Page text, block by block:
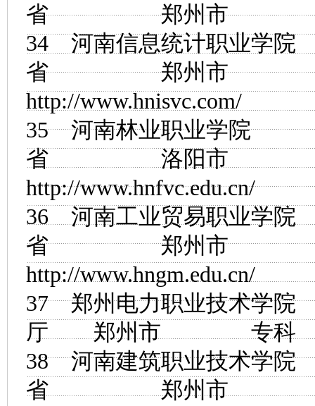
省 郑州市
34 河南信息统计职业学院
省 郑州市
http://www.hnisvc.com/
35河南林业职业学院
省 洛阳市
http://www.hnfvc.edu.cn/
36 河南工业贸易职业学院
省 郑州市
http://www.hngm.edu.cn/
37郑州电力职业技术学院
厅 郑州市
38河南建筑职业技术学院
省 郑州市